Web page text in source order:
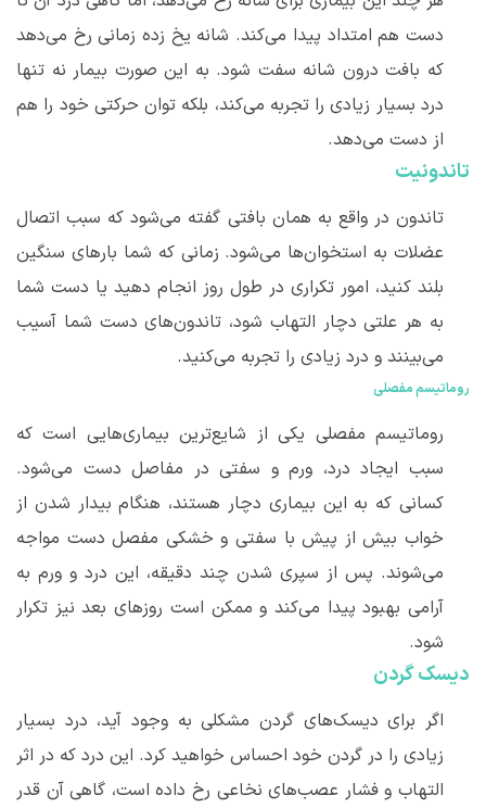
دست هم امتداد پیدا میکند. شانه یخ زده زمانی رخ میدهد
که بافت درون شانه سفت شود. به این صورت بیمار نه تنها
درد بسیار زیادی را تجربه میکند، بلکه توان حرکتی خود را هم
از دست میدهد.
تاندونیت
تاندون در واقع به همان بافتی گفته میشود که سبب اتصال
عضلات به استخوانها میشود. زمانی که شما بارهای سنگین
بلند کنید، امور تکراری در طول روز انجام دهید یا دست شما
به هر علتی دچار التهاب شود، تاندونهای دست شما آسیب
میبینند و درد زیادی را تجربه میکنید.
روماتیسم مفصلی
روماتیسم مفصلی یکی از شایعترین بیماریهایی است که
سبب ایجاد درد، ورم و سفتی در مفاصل دست میشود.
کسانی که به این بیماری دچار هستند، هنگام بیدار شدن از
خواب بیش از پیش با سفتی و خشکی مفصل دست مواجه
میشوند. پس از سپری شدن چند دقیقه، این درد و ورم به
آرامی بهبود پیدا میکند و ممکن است روزهای بعد نیز تکرار
شود.
دیسک گردن
اگر برای دیسکهای گردن مشکلی به وجود آید، درد بسیار
زیادی را در گردن خود احساس خواهید کرد. این درد که در اثر
التهاب و فشار عصبهای نخاعی رخ داده است، گاهی آن قدر